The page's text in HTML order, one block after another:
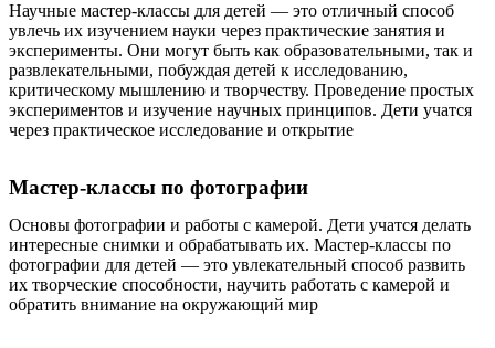
Научные мастер-классы для детей — это отличный способ
увлечь их изучением науки через практические занятия и
эксперименты. Они могут быть как образовательными, так и
развлекательными, побуждая детей к исследованию,
критическому мышлению и творчеству. Проведение простых
экспериментов и изучение научных принципов. Дети учатся
через практическое исследование и открытие
Мастер-классы по фотографии
Основы фотографии и работы с камерой. Дети учатся делать
интересные снимки и обрабатывать их. Мастер-классы по
фотографии для детей — это увлекательный способ развить
их творческие способности, научить работать с камерой и
обратить внимание на окружающий мир